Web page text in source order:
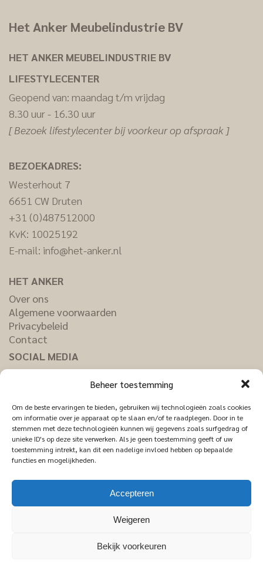
Beheer toestemming
Om de beste ervaringen te bieden, gebruiken wij technologieën zoals cookies
om informatie over je apparaat op te slaan en/of te raadplegen. Door in te
stemmen met deze technologieën kunnen wij gegevens zoals surfgedrag of
unieke ID's op deze site verwerken. Als je geen toestemming geeft of uw
toestemming intrekt, kan dit een nadelige invloed hebben op bepaalde
functies en mogelijkheden.
Accepteren
Weigeren
Bekijk voorkeuren
Het Anker Meubelindustrie BV
HET ANKER MEUBELINDUSTRIE BV
LIFESTYLECENTER
Geopend van: maandag t/m vrijdag
8.30 uur - 16.30 uur
[ Bezoek lifestylecenter bij voorkeur op afspraak ]
BEZOEKADRES:
Westerhout 7
6651 CW Druten
+31 (0)487512000
KvK: 10025192
E-mail: info@het-anker.nl
HET ANKER
Over ons
Algemene voorwaarden
Privacybeleid
Contact
SOCIAL MEDIA
Instagram
LinkedIn